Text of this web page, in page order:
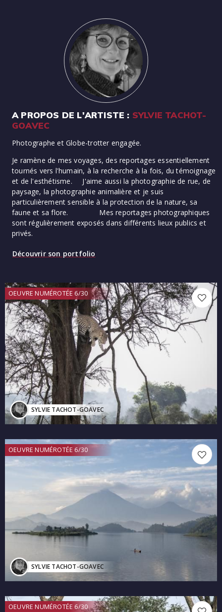
A PROPOS DE L'ARTISTE : SYLVIE TACHOT-
GOAVEC
Photographe et Globe-trotter engagée.
Je ramène de mes voyages, des reportages essentiellement
tournés vers l'humain, à la recherche à la fois, du témoignage
et de l'esthétisme. J'aime aussi la photographie de rue, de
paysage, la photographie animalière et je suis
particulièrement sensible à la protection de la nature, sa
faune et sa flore. Mes reportages photographiques
sont régulièrement exposés dans différents lieux publics et
privés.
Découvrir son portfolio
OEUVRE NUMÉROTÉE 6/30
SYLVIE TACHOT-GOAVEC
OEUVRE NUMÉROTÉE 6/30
SYLVIE TACHOT-GOAVEC
OEUVRE NUMÉROTÉE 6/30